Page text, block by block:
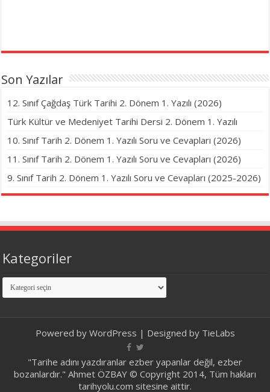
Son Yazılar
12. Sınıf Çağdaş Türk Tarihi 2. Dönem 1. Yazılı (2026)
Türk Kültür ve Medeniyet Tarihi Dersi 2. Dönem 1. Yazılı
10. Sınıf Tarih 2. Dönem 1. Yazılı Soru ve Cevapları (2026)
11. Sınıf Tarih 2. Dönem 1. Yazılı Soru ve Cevapları (2026)
9. Sınıf Tarih 2. Dönem 1. Yazılı Soru ve Cevapları (2025-2026)
Kategoriler
Kategoriler
Powered by WordPress | Designed by TieLabs
"Tarihe adını yazdıranlar ezber yapanlar değil, ezber
bozanlardır." Ahmet ÖZBAY © Copyright 2014, Tüm hakları
tarihyolu.com sitesine aittir.